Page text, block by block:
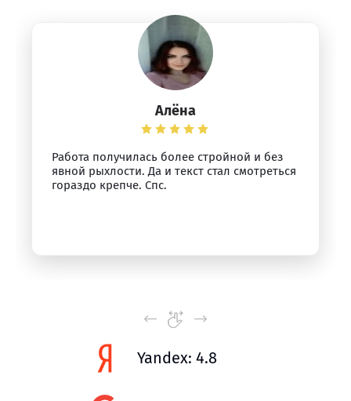
Алёна
Работа получилась более стройной и без
явной рыхлости. Да и текст стал смотреться
гораздо крепче. Спс.
Yandex: 4.8